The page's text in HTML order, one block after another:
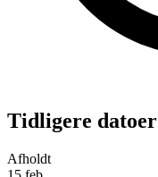
Tidligere datoer
Afholdt